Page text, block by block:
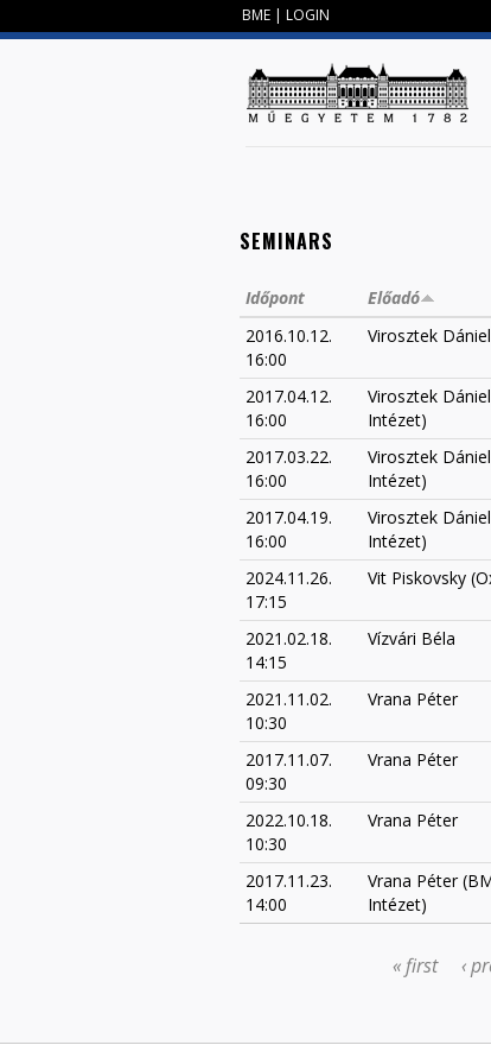
BME | LOGIN
SEMINARS
Időpont Előadó
2016.10.12.
16:00
Virosztek Dániel
2017.04.12.
16:00
Virosztek
Intézet)
2017.03.22.
16:00
Virosztek
Intézet)
2017.04.19.
16:00
Virosztek
Intézet)
2024.11.26.
17:15
Vit Piskovsky
2021.02.18.
14:15
Vízvári Béla
2021.11.02.
10:30
Vrana Péter
2017.11.07.
09:30
Vrana Péter
2022.10.18.
10:30
Vrana Péter
2017.11.23.
14:00
Vrana Péter
Intézet)
« first ‹